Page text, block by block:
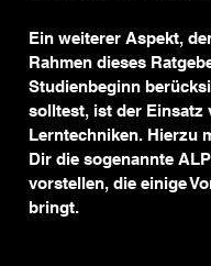
Ein weiterer Aspekt,
Rahmen dieses
Studienbeginn
solltest, ist der Einsatz
Lerntechniken. Hierzu
Dir die sogenannte
vorstellen, die einige
bringt.